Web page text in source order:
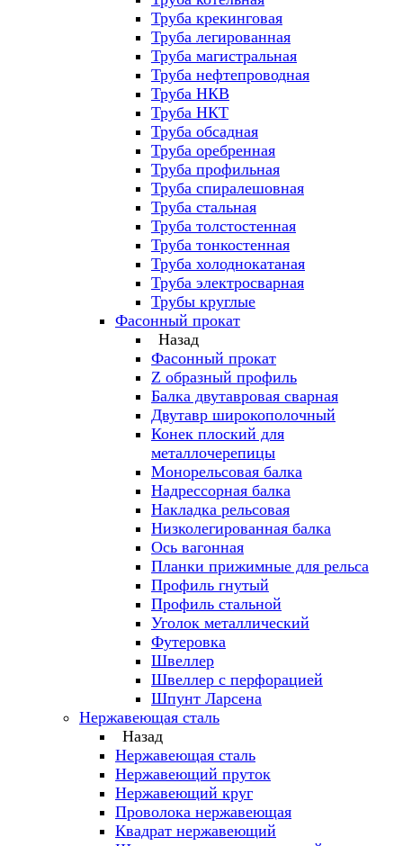
Труба крекинговая
Труба легированная
Труба магистральная
Труба нефтепроводная
Труба НКВ
Труба НКТ
Труба обсадная
Труба оребренная
Труба профильная
Труба спиралешовная
Труба стальная
Труба толстостенная
Труба тонкостенная
Труба холоднокатаная
Труба электросварная
Трубы круглые
Фасонный прокат
Назад
Фасонный прокат
Z образный профиль
Балка двутавровая сварная
Двутавр широкополочный
Конек плоский для
металлочерепицы
Монорельсовая балка
Надрессорная балка
Накладка рельсовая
Низколегированная балка
Ось вагонная
Планки прижимные для рельса
Профиль гнутый
Профиль стальной
Уголок металлический
Футеровка
Швеллер
Швеллер с перфорацией
Шпунт Ларсена
Нержавеющая сталь
Назад
Нержавеющая сталь
Нержавеющий пруток
Нержавеющий круг
Проволока нержавеющая
Квадрат нержавеющий